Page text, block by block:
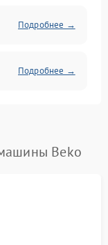
Подробнее →
Подробнее →
Подробнее →
Beko